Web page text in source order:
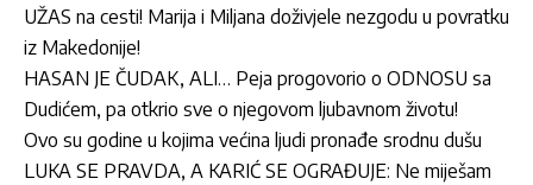
UŽAS na cesti! Marija i Miljana doživjele nezgodu u povratku
iz Makedonije!
HASAN JE ČUDAK, ALI… Peja progovorio o ODNOSU sa
Dudićem, pa otkrio sve o njegovom ljubavnom životu!
Ovo su godine u kojima većina ljudi pronađe srodnu dušu
LUKA SE PRAVDA, A KARIĆ SE OGRAĐUJE: Ne miješam